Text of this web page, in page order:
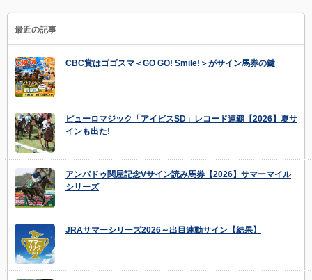
最近の記事
CBC賞はゴゴスマ＜GO GO! Smile!＞がサイン馬券の鍵
ピューロマジック「アイビスSD」レコード連覇【2026】夏サ
インも出た!
アンパドゥ関屋記念Vサイン読み馬券【2026】サマーマイル
シリーズ
JRAサマーシリーズ2026～出目連動サイン【結果】